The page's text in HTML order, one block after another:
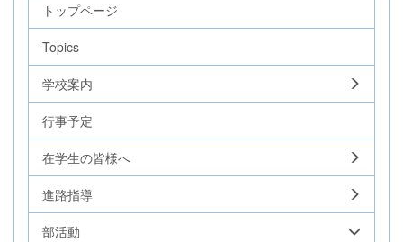
トップページ
Topics
学校案内
行事予定
在学生の皆様へ
進路指導
部活動